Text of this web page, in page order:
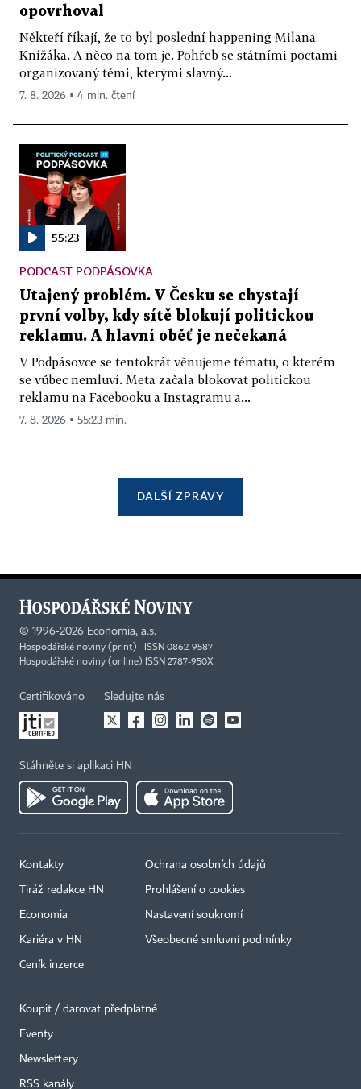
opovrhoval
Někteří říkají, že to byl poslední happening Milana
Knížáka. A něco na tom je. Pohřeb se státními poctami
organizovaný těmi, kterými slavný...
7. 8. 2026 ▪ 4 min. čtení
55:23
PODCAST PODPÁSOVKA
Utajený problém. V Česku se chystají
první volby, kdy sítě blokují politickou
reklamu. A hlavní oběť je nečekaná
V Podpásovce se tentokrát věnujeme tématu, o kterém
se vůbec nemluví. Meta začala blokovat politickou
reklamu na Facebooku a Instagramu a...
7. 8. 2026 ▪ 55:23 min.
DALŠÍ ZPRÁVY
© 1996-2026 Economia, a.s.
Hospodářské noviny (print) ISSN 0862-9587
Hospodářské noviny (online) ISSN 2787-950X
Certifikováno Sledujte nás
Stáhněte si aplikaci HN
Kontakty
Tiráž redakce HN
Economia
Kariéra v HN
Ceník inzerce
Ochrana osobních údajů
Prohlášení o cookies
Nastavení soukromí
Všeobecné smluvní podmínky
Koupit / darovat předplatné
Eventy
Newslettery
RSS kanály